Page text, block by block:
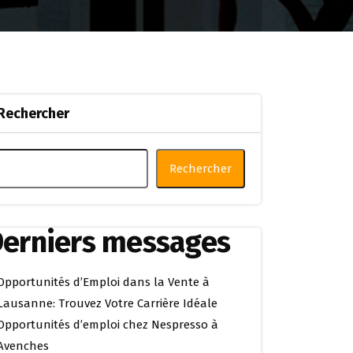
Rechercher
messages
d’Emploi dans la Vente à
Trouvez Votre Carrière Idéale
d’emploi chez Nespresso à